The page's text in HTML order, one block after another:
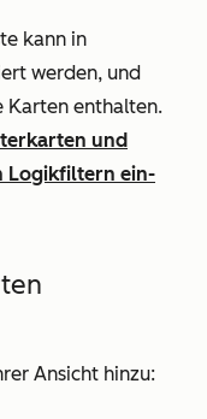
kann in
werden, und
Karten enthalten.
und
Logikfiltern ein-
Ansicht hinzu: